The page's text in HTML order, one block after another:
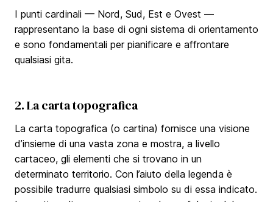
I punti cardinali — Nord, Sud, Est e Ovest —
rappresentano la base di ogni sistema di orientamento
e sono fondamentali per pianificare e affrontare
qualsiasi gita.
2. La carta topografica
La carta topografica (o cartina) fornisce una visione
d’insieme di una vasta zona e mostra, a livello
cartaceo, gli elementi che si trovano in un
determinato territorio. Con l’aiuto della legenda è
possibile tradurre qualsiasi simbolo su di essa indicato.